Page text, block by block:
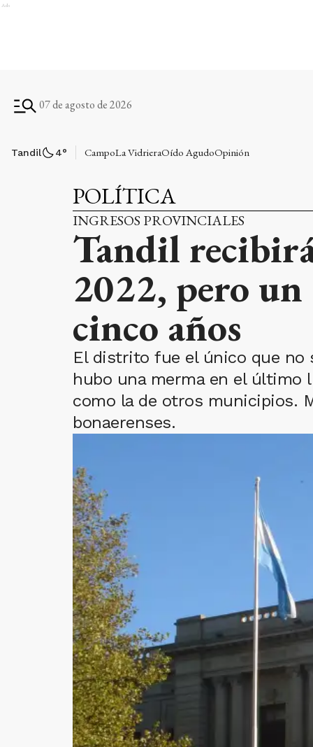
Ads
07 de agosto de 2026
Tandil 4° CampoLa VidrieraOído AgudoOpinión
POLÍTICA
INGRESOS PROVINCIALES
Tandil
2022, pero un
cinco años
El distrito fue el único que no
hubo una merma en el último
como la de otros municipios.
bonaerenses.